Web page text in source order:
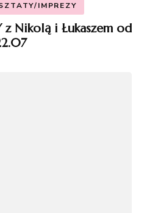
IMPREZY
z Nikolą i Łukaszem od